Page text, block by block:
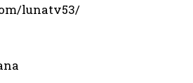
lunatv53/